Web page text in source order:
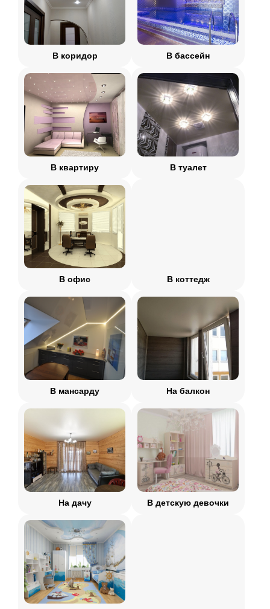
В коридор В бассейн
В квартиру В туалет
В офис В коттедж
В мансарду На балкон
На дачу В детскую девочки